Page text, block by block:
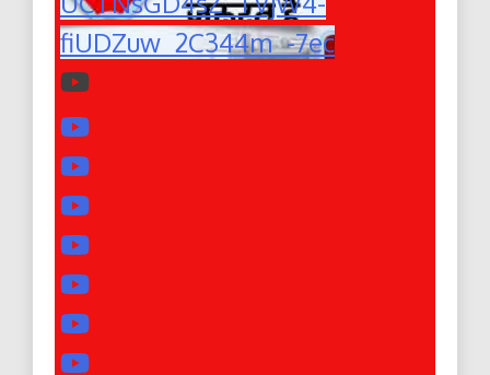
fiUDZuw_2C344m_-7ec